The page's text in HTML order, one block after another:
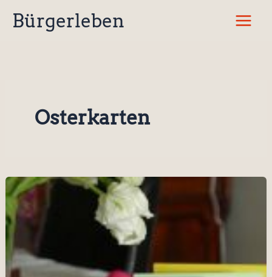
InhaltBürgerleben
Osterkarten